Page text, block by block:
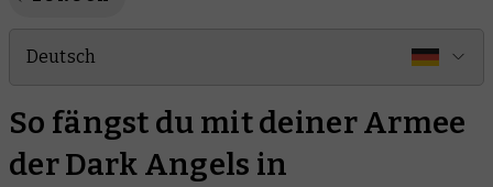
Deutsch
So fängst du mit deiner Armee
der Dark Angels in